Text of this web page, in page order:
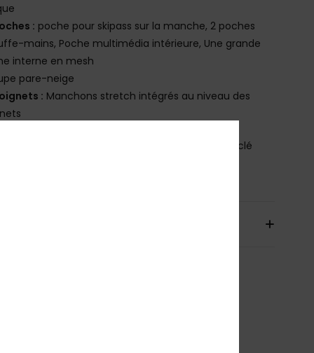
: poche pour skipass sur la manche, 2 poches
mains, Poche multimédia intérieure, Une grande
interne en mesh
pare-neige
: Manchons stretch intégrés au niveau des
[Matière principale] 100% Polyester Recyclé